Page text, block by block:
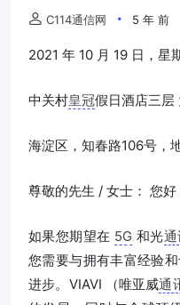
C114通信网 5 年 前
2021 年 10 月 19 日，星
中关村皇冠假日酒店三层
海淀区，知春路106号，
尊敬的先生 / 女士： 您好
如果您期望在 5G 和光
您需要与拥有丰富经验
进步。VIAVI （唯亚威通